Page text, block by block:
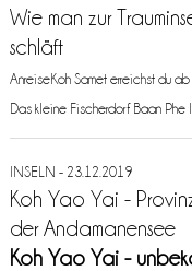
Wie man zur
schläft
AnreiseKoh Samet erreichst du
Das kleine Fischerdorf Baan Phe
INSELN - 23.12.2019
Koh Yao Yai -
der Andamanensee
Koh Yao Yai -